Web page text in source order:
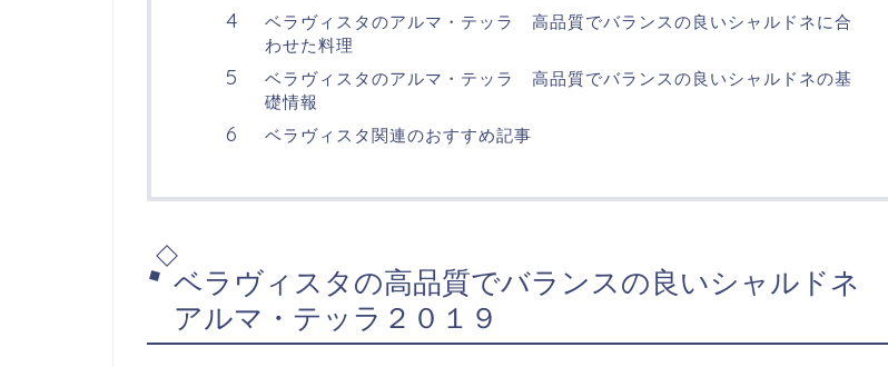
ベラヴィスタのアルマ・テッラ 高品質でバランスの良いシャルドネに合
わせた料理
ベラヴィスタのアルマ・テッラ 高品質でバランスの良いシャルドネの基
礎情報
ベラヴィスタ関連のおすすめ記事
ベラヴィスタの高品質でバランスの良いシャルドネ
アルマ・テッラ２０１９